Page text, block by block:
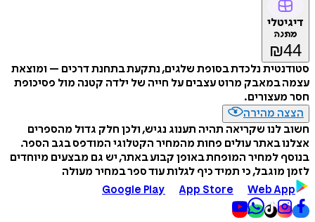
דיגיטלי
מתנה
₪44
סטודנטית נלכדת בסופת שלגים, נתקעת בתחנת דרכים – ומוצאת
עצמה במאבק מרוט עצבים על חייה של ילדה קטנה מול פסיכופת
חסר מעצורים.
הצצה מהירה
חשוב לנו שקריאה תהיה תענוג נגיש, ולכן חלק גדול מהספרים
אצלנו באתר עולים פחות מהמחיר הקטלוגי המודפס בגב הספר.
בנוסף למחיר המופחת באופן קבוע באתר, יש גם מבצעים מיוחדים
לזמן מוגבל, כי תמיד כיף לגלות עוד ספר במחיר מעולה
Google Play
App Store Web App